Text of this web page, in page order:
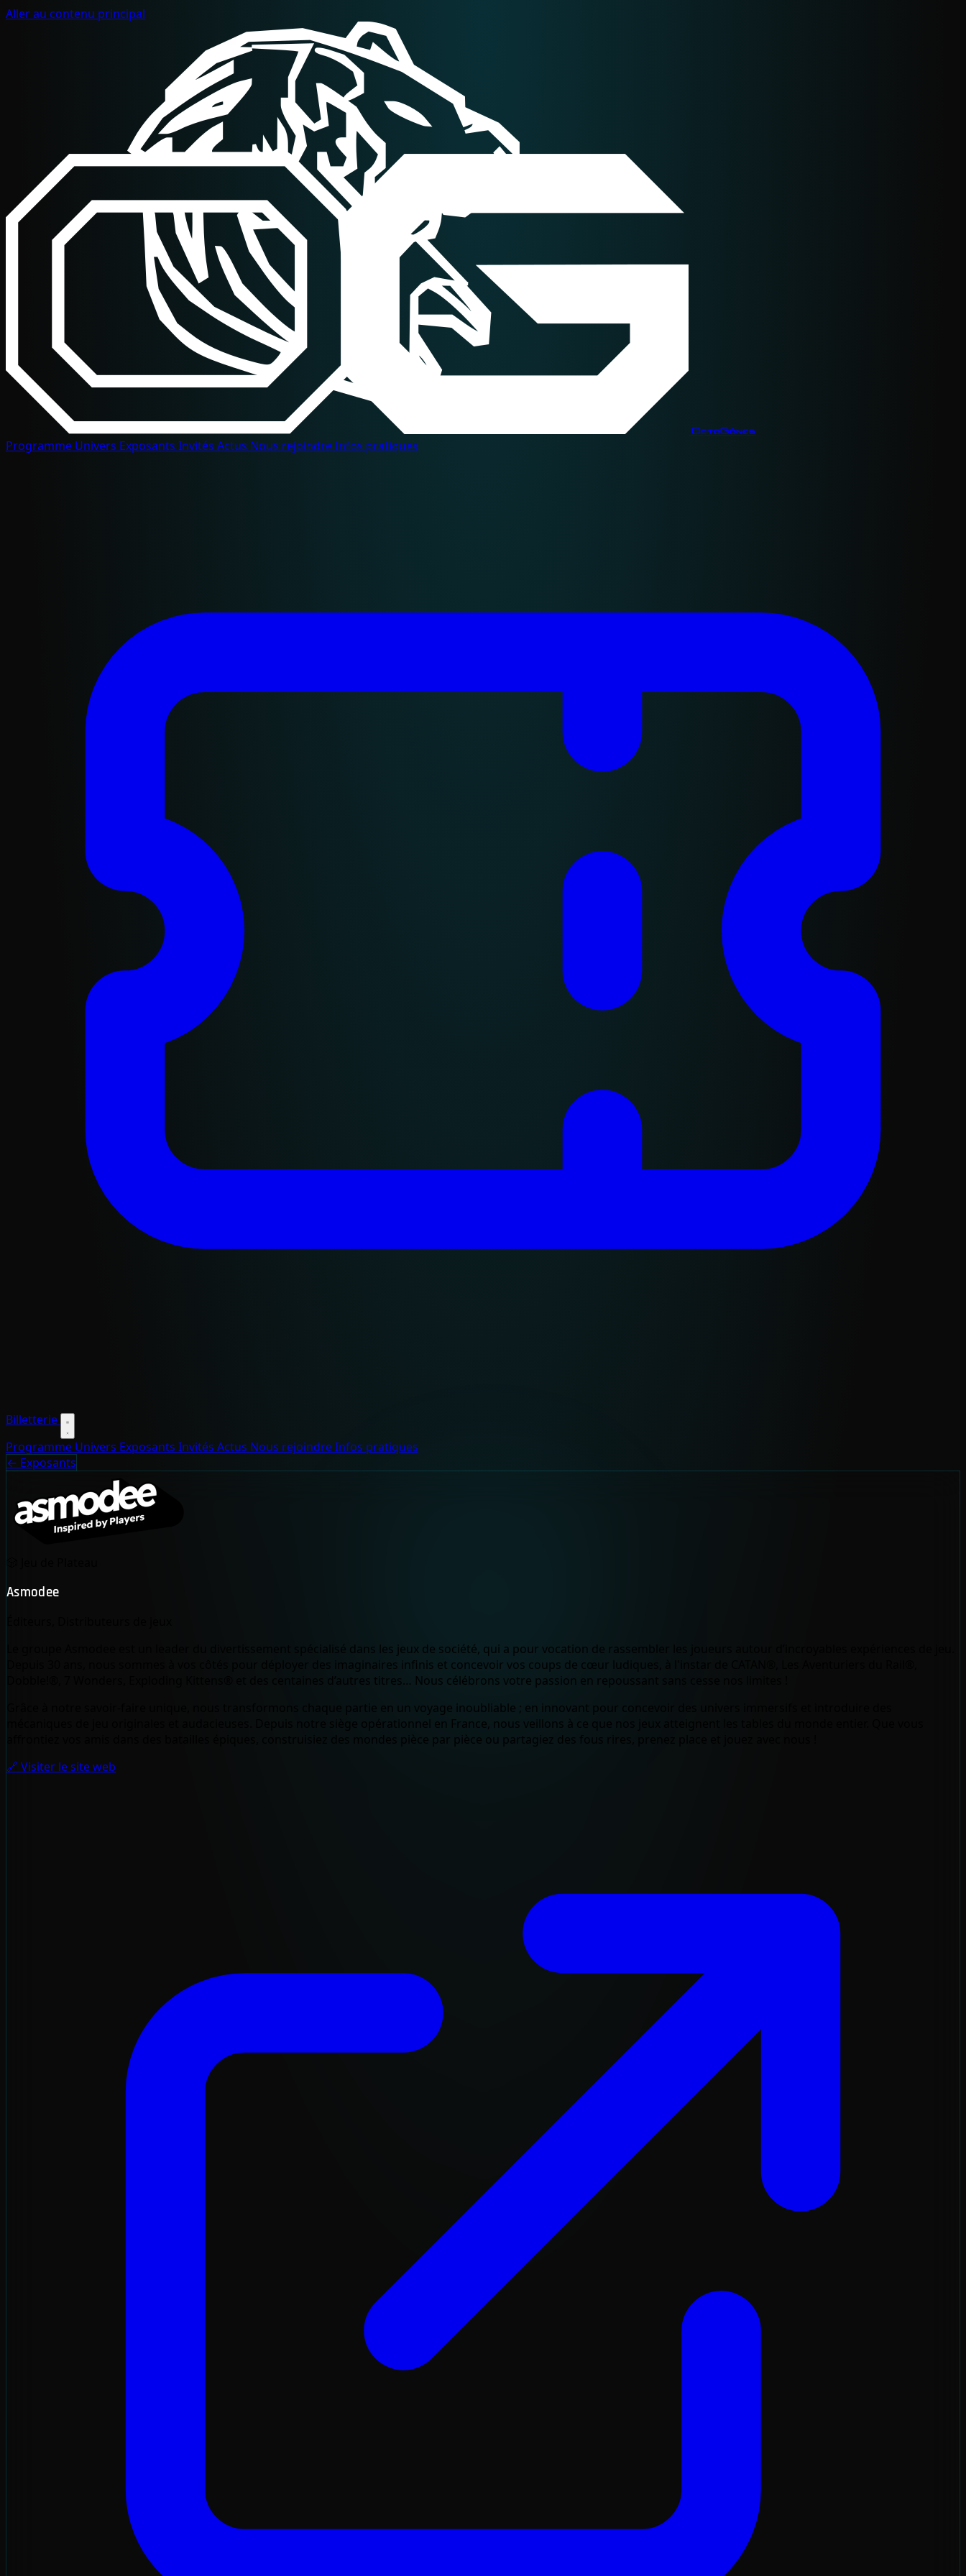
Aller au contenu principal
OctoGônes
Programme Univers Exposants Invités Actus Nous rejoindreInfos pratiques
Billetterie
Programme Univers Exposants Invités Actus Nous rejoindreInfos pratiques
← Exposants
Asmodee
Le groupe Asmodee est un leader du divertissement spécialisé dans les jeux de société, qui a pour vocation de rassembler les joueurs autour d’incroyables expériences de jeu.
Depuis 30 ans, nous sommes à vos côtés pour déployer des imaginaires infinis et concevoir vos coups de cœur ludiques, à l'instar de CATAN®, Les Aventuriers du Rail®,
Dobble!®, 7 Wonders, Exploding Kittens® et des centaines d’autres titres… Nous célébrons votre passion en repoussant sans cesse nos limites !
Grâce à notre savoir-faire unique, nous transformons chaque partie en un voyage inoubliable ; en innovant pour concevoir des univers immersifs et introduire des
mécaniques de jeu originales et audacieuses. Depuis notre siège opérationnel en France, nous veillons à ce que nos jeux atteignent les tables du monde entier. Que vous
affrontiez vos amis dans des batailles épiques, construisiez des mondes pièce par pièce ou partagiez des fous rires, prenez place et jouez avec nous !
🔗 Visiter le site web